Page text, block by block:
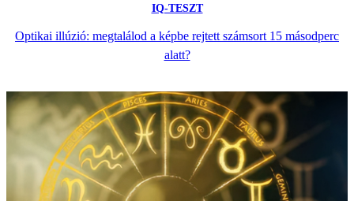
IQ-TESZT
Optikai illúzió: megtalálod a képbe rejtett számsort 15 másodperc
alatt?